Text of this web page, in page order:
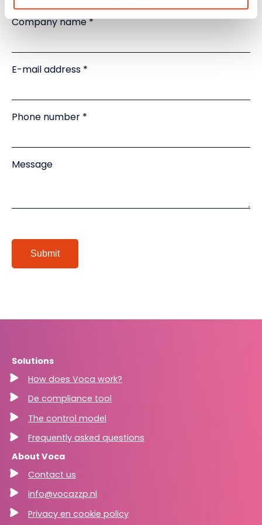
Company name
E-mail address
Phone number
Message
Submit
Solutions
How does Voca work?
De compliance tool
The control model
Frequently asked questions
About Voca
Contact us
info@vocazzp.nl
Privacy en cookie policy